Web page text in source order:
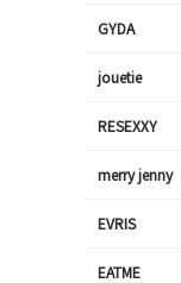
GYDA
jouetie
RESEXXY
merry jenny
EVRIS
EATME